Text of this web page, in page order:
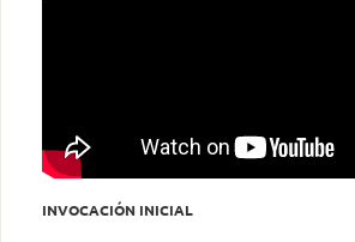
INVOCACIÓN INICIAL